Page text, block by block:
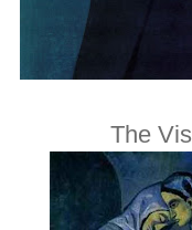
The